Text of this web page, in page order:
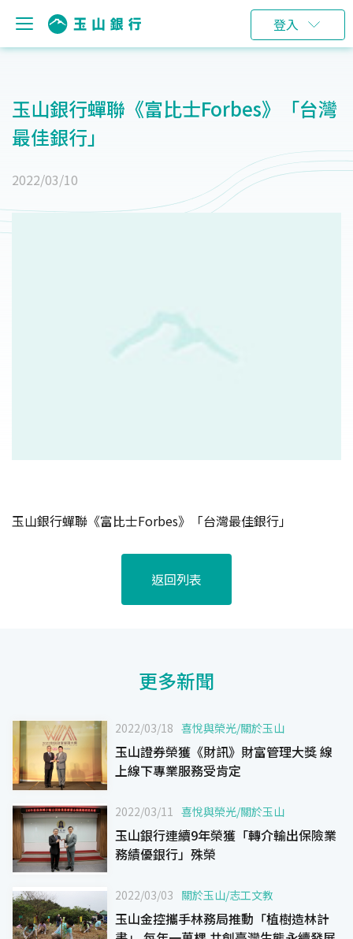
登入
玉山銀行蟬聯《富比士Forbes》「台灣
最佳銀行」
2022/03/10
玉山銀行蟬聯《富比士Forbes》「台灣最佳銀行」
返回列表
更多新聞
2022/03/18 喜悅與榮光/關於玉山
玉山證券榮獲《財訊》財富管理大獎 線
上線下專業服務受肯定
2022/03/11 喜悅與榮光/關於玉山
玉山銀行連續9年榮獲「轉介輸出保險業
務績優銀行」殊榮
2022/03/03 關於玉山/志工文教
玉山金控攜手林務局推動「植樹造林計